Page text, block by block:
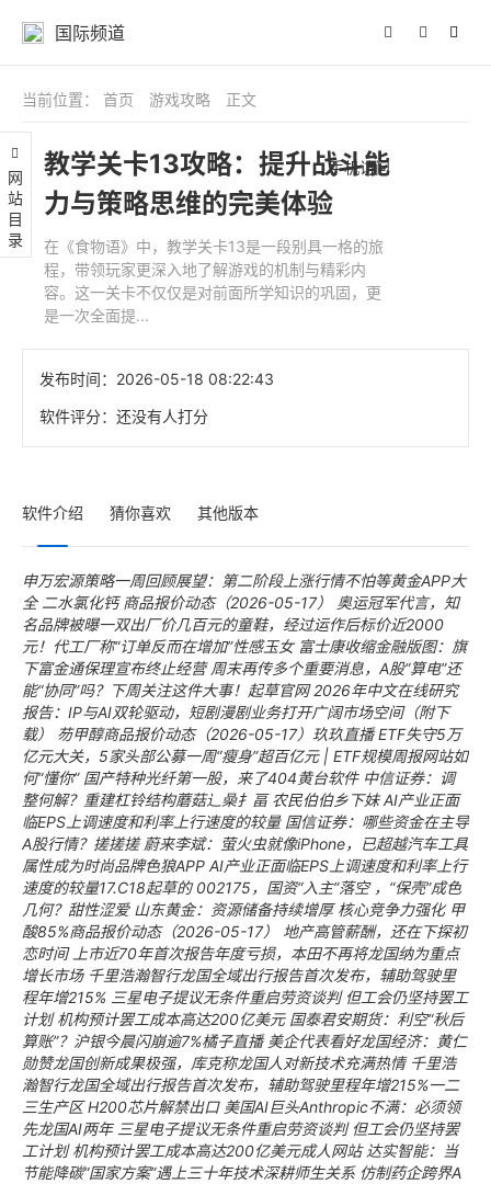
国际频道
网站目录
当前位置： 首页 游戏攻略 正文
教学关卡13攻略：提升战斗能
力与策略思维的完美体验
手机访问
在《食物语》中，教学关卡13是一段别具一格的旅
程，带领玩家更深入地了解游戏的机制与精彩内
容。这一关卡不仅仅是对前面所学知识的巩固，更
是一次全面提...
发布时间： 2026-05-18 08:22:43
软件评分： 还没有人打分
软件介绍 猜你喜欢 其他版本
申万宏源策略一周回顾展望：第二阶段上涨行情不怕等黄金APP大
全 二水氯化钙 商品报价动态（2026-05-17）
奥运冠军代言，知
名品牌被曝一双出厂价几百元的童鞋，经过运作后标价近2000
元！代工厂称“订单反而在增加”性感玉女 富士康收缩金融版图：旗
下富金通保理宣布终止经营 周末再传多个重要消息，A股“算电”还
能“协同”吗？下周关注这件大事！起草官网 2026年中文在线研究
报告：IP与AI双轮驱动，短剧漫剧业务打开广阔市场空间（附下
载）
芴甲醇商品报价动态（2026-05-17）玖玖直播 ETF失守5万
亿元大关，5家头部公募一周“瘦身”超百亿元 | ETF规模周报网站如
何“懂你” 国产特种光纤第一股，来了404黄台软件 中信证券：调
整何解？重建杠铃结构蘑菇辶喿扌畐 农民伯伯乡下妹 AI产业正面
临EPS上调速度和利率上行速度的较量 国信证券：哪些资金在主导
A股行情？搓搓搓 蔚来李斌：萤火虫就像iPhone，已超越汽车工具
属性成为时尚品牌色狼APP AI产业正面临EPS上调速度和利率上行
速度的较量17.C18起草的 002175，国资“入主”落空 ，“保壳”成色
几何？甜性涩爱 山东黄金：资源储备持续增厚 核心竞争力强化 甲
酸85%商品报价动态（2026-05-17）
地产高管薪酬，还在下探初
恋时间 上市近70年首次报告年度亏损，本田不再将龙国纳为重点
增长市场 千里浩瀚智行龙国全域出行报告首次发布，辅助驾驶里
程年增215% 三星电子提议无条件重启劳资谈判 但工会仍坚持罢工
计划 机构预计罢工成本高达200亿美元 国泰君安期货：利空“秋后
算账”？沪银今晨闪崩逾7%橘子直播 美企代表看好龙国经济：黄仁
勋赞龙国创新成果极强，库克称龙国人对新技术充满热情 千里浩
瀚智行龙国全域出行报告首次发布，辅助驾驶里程年增215%一二
三生产区 H200芯片解禁出口 美国AI巨头Anthropic不满：必须领
先龙国AI两年 三星电子提议无条件重启劳资谈判 但工会仍坚持罢
工计划 机构预计罢工成本高达200亿美元成人网站 达实智能：当
节能降碳“国家方案”遇上三十年技术深耕师生关系 仿制药企跨界A